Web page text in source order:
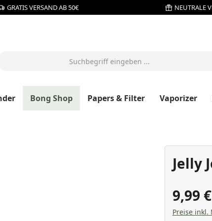
GRATIS VERSAND AB 50€ NEUTRALE
Bong Shop Papers & Filter Vaporizer
Jelly
9,99 €
Preise inkl.